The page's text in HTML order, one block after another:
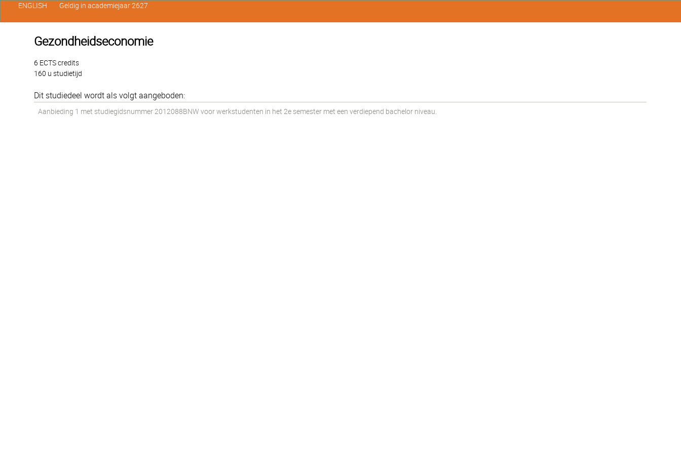
Gezondheidseconomie
6 ECTS credits
160 u studietijd
Dit studiedeel wordt als volgt aangeboden:
Aanbieding 1 met studiegidsnummer 2012088BNW voor werkstudenten in het 2e semester met een verdiepend bachelor niveau.
ENGLISH Geldig in academiejaar 2627